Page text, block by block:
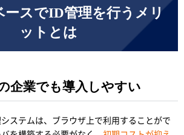
ースでID管理を行うメリ
ットとは
企業でも導入しやすい
ステムは、ブラウザ上で利用することがで